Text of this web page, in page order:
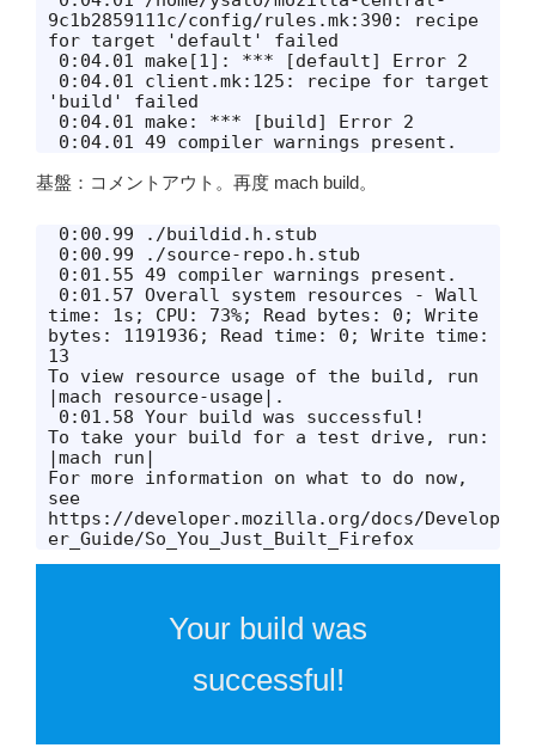
9c1b2859111c/config/rules.mk:390: recipe
for target 'default' failed
'build' failed
基盤：コメントアウト。再度 mach build。
time: 1s; CPU: 73%; Read bytes: 0; Write
bytes: 1191936; Read time: 0; Write time:
13
To view resource usage of the build, run
|mach resource-usage|.
To take your build for a test drive, run:
|mach run|
For more information on what to do now,
see
https://developer.mozilla.org/docs/Develop
er_Guide/So_You_Just_Built_Firefox
Your build was
successful!